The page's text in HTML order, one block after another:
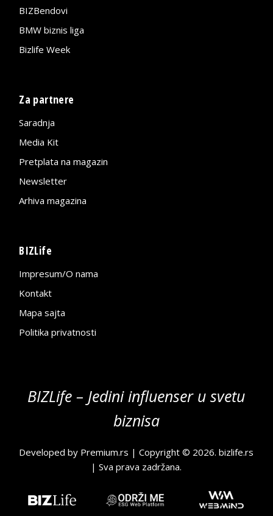
BIZBendovi
BMW biznis liga
Bizlife Week
Za partnere
Saradnja
Media Kit
Pretplata na magazin
Newsletter
Arhiva magazina
BIZLife
Impresum/O nama
Kontakt
Mapa sajta
Politika privatnosti
BIZLife – Jedini influenser u svetu
biznisa
Developed by Premium.rs | Copyright © 2026.bizlife.rs
| Sva prava zadržana.